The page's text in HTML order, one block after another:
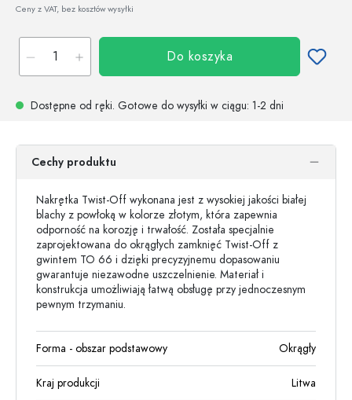
Ceny z VAT, bez kosztów wysyłki
Do koszyka
Dostępne od ręki. Gotowe do wysyłki w ciągu: 1-2 dni
Cechy produktu
Nakrętka Twist-Off wykonana jest z wysokiej jakości białej
blachy z powłoką w kolorze złotym, która zapewnia
odporność na korozję i trwałość. Została specjalnie
zaprojektowana do okrągłych zamknięć Twist-Off z
gwintem TO 66 i dzięki precyzyjnemu dopasowaniu
gwarantuje niezawodne uszczelnienie. Materiał i
konstrukcja umożliwiają łatwą obsługę przy jednoczesnym
pewnym trzymaniu.
Forma - obszar podstawowy Okrągły
Kraj produkcji Litwa